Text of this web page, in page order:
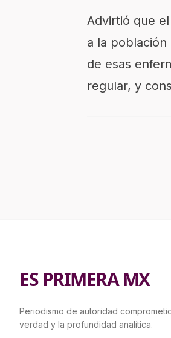
Advirtió que
a la
de esas
regular, y
ES PRIMERA MX
Periodismo de autoridad
verdad y la profundidad analítica.